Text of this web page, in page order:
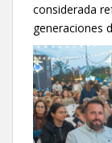
considerada
generaciones